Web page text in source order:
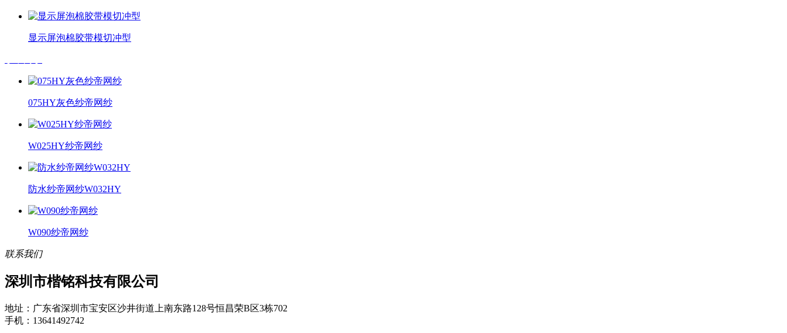
显示屏泡棉胶带模切冲型
075HY灰色纱帝网纱
W025HY纱帝网纱
防水纱帝网纱W032HY
W090纱帝网纱
联系我们
深圳市楷铭科技有限公司
地址：广东省深圳市宝安区沙井街道上南东路128号恒昌荣B区3栋702
手机：13641492742